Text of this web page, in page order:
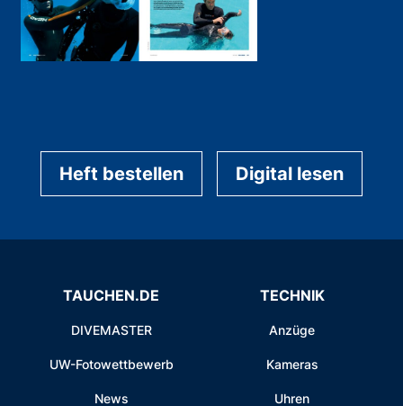
Heft bestellen Digital lesen
TAUCHEN.DE
DIVEMASTER
UW-Fotowettbewerb
News
TECHNIK
Anzüge
Kameras
Uhren